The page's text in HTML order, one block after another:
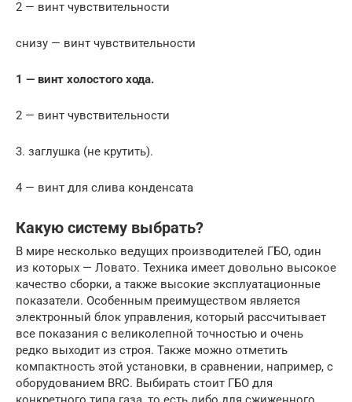
2 — винт чувствительности
снизу — винт чувствительности
1 — винт холостого хода.
2 — винт чувствительности
3. заглушка (не крутить).
4 — винт для слива конденсата
Какую систему выбрать?
В мире несколько ведущих производителей ГБО, один
из которых — Ловато. Техника имеет довольно высокое
качество сборки, а также высокие эксплуатационные
показатели. Особенным преимуществом является
электронный блок управления, который рассчитывает
все показания с великолепной точностью и очень
редко выходит из строя. Также можно отметить
компактность этой установки, в сравнении, например, с
оборудованием BRC. Выбирать стоит ГБО для